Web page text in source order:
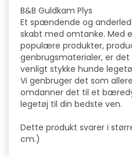
B&B Guldkam Plys
Et spændende og
skabt med omtanke. Med
populære produkter,
genbrugsmaterialer, er
venligt stykke hunde
Vi genbruger det som
omdanner det til et
legetøj til din bedste ven.
Dette produkt svarer i
cm.)